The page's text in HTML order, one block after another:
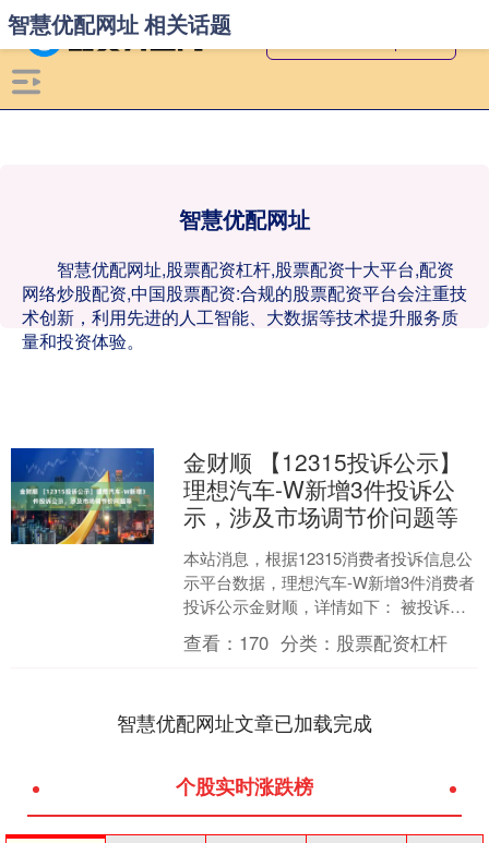
智慧优配网址
智慧优配网址,股票配资杠杆,股票配资十大平台,配资
网络炒股配资,中国股票配资:合规的股票配资平台会注重技
术创新，利用先进的人工智能、大数据等技术提升服务质
量和投资体验。
智慧优配网址 相关话题
金财顺 【12315投诉公示】
理想汽车-W新增3件投诉公
示，涉及市场调节价问题等
本站消息，根据12315消费者投诉信息公
示平台数据，理想汽车-W新增3件消费者
投诉公示金财顺，详情如下： 被投诉企
业：北京理想汽车有限公司投诉基本信
息：2025....
查看： 170 分类： 股票配资杠杆
智慧优配网址文章已加载完成
个股实时涨跌榜